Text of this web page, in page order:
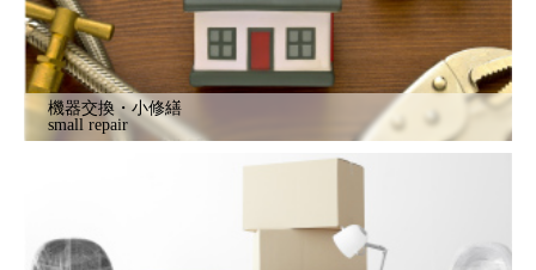
機器交換・小修繕
small repair